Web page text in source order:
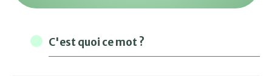
C'est quoi ce mot ?